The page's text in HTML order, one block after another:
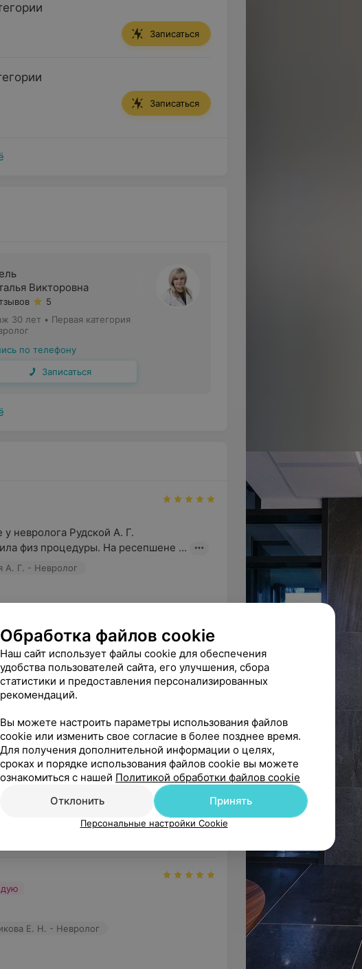
системы;
Альцгеймера, деменция);
могут оказывать помощь
получить следующие услуги:
Записаться
Записаться
Викторовна
5
30 лет • Первая категория
по телефону
Записаться
невролога Рудской А. Г.
физ процедуры. На ресепшене ...
А. Г. - Невролог
отзыв о нашем медицинском
оставил у Вас ...
специалист
В. - Невролог
отзыв о нашем медицинском
ос...
Е. Н. - Невролог
Обработка файлов cookie
Наш сайт использует файлы cookie для обеспечения
удобства пользователей сайта, его улучшения, сбора
статистики и предоставления персонализированных
рекомендаций.
Вы можете настроить параметры использования файлов
cookie или изменить свое согласие в более позднее время.
Для получения дополнительной информации о целях,
сроках и порядке использования файлов cookie вы можете
ознакомиться с нашей Политикой обработки файлов cookie
Отклонить
Принять
Персональные настройки Cookie